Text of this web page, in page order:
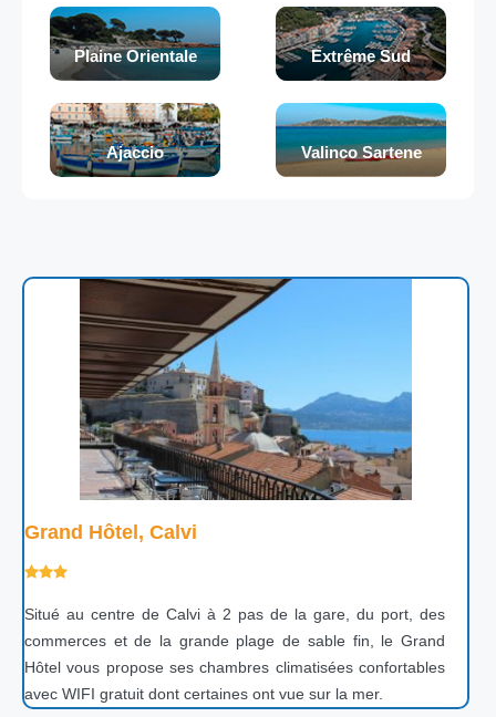
Plaine Orientale Extrême Sud
Ajaccio Valinco Sartene
Grand Hôtel, Calvi
Situé au centre de Calvi à 2 pas de la gare, du port, des
commerces et de la grande plage de sable fin, le Grand
Hôtel vous propose ses chambres climatisées confortables
avec WIFI gratuit dont certaines ont vue sur la mer.